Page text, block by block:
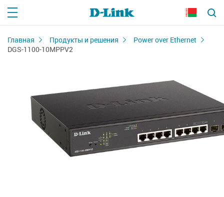
Главная Продукты и решения
Power over Ethernet
DGS-1100-10MPPV2